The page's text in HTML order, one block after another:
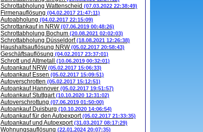
Schrottabholung Wattenscheid (07.03.2022 22:38:49)
Firmenauflösung (04.02.2017 21:47:11)
Autoabholung (04.02.2017 22:15:09)
Schrottankauf in NRW(07.06.2019 00:48:26)
Schrottabholung Bochum (20.08.2021 02:02:03)
Schrottabholung Düsseldorf(18.08.2021 12:26:38)
Haushaltsauflösung NRW(05.02.2017 20:58:43)
Geschäftsauflösung (04.02.2017 23:37:01)
Schrott und Altmetall (10.06.2019 00:32:01)
Autoankauf NRW(05.02.2017 15:06:33)
Autoankauf Essen (05.02.2017 15:09:51)
Autoverschrotten (05.02.2017 15:12:51)
Autoankauf Hannover (05.02.2017 19:51:57)
Autoankauf Stuttgart(10.10.2020 12:31:02)
Autoverschrottung (07.06.2019 01:50:00)
Autoankauf Duisburg (10.10.2020 14:06:54)
Autoankauf für den Autoexport(05.02.2017 21:33:35)
Autoankauf und Autoexport(31.03.2017 08:17:29)
Wohnungsauflösung (22.01.2024 20:07:35)